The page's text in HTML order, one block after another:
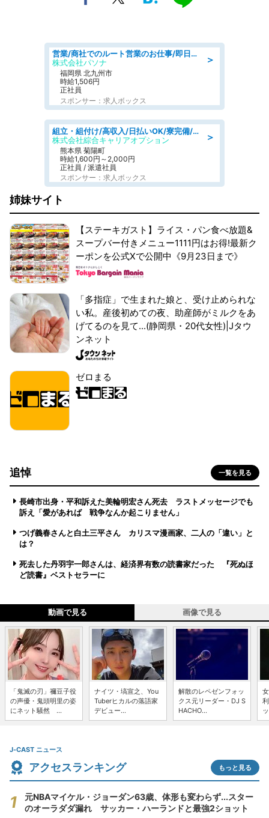
＞
営業/商社でのルート営業のお仕事/即日勤務可/車通勤可/営業
株式会社パソナ
福岡県 北九州市
時給1,506円
正社員
スポンサー：求人ボックス
＞
組立・組付け/高収入/日払いOK/寮完備/交替制/20・30・40代活躍中
株式会社綜合キャリアオプション
熊本県 菊陽町
時給1,600円～2,000円
正社員 / 派遣社員
スポンサー：求人ボックス
姉妹サイト
【ステーキガスト】ライス・パン食べ放題&
スープバー付きメニュー1111円はお得!最新ク
ーポンを公式Xで公開中《9月23日まで》
「多指症」で生まれた娘と、受け止められな
い私。産後初めての夜、助産師がミルクをあ
げてるのを見て...(静岡県・20代女性)|Jタウ
ンネット
ゼロまる
追悼 一覧を見る
長崎市出身・平和訴えた美輪明宏さん死去 ラストメッセージでも
訴え「愛があれば 戦争なんか起こりません」
つげ義春さんと白土三平さん カリスマ漫画家、二人の「違い」と
は？
死去した丹羽宇一郎さんは、経済界有数の読書家だった 『死ぬほ
ど読書』ベストセラーに
動画で見る 画像で見る
「鬼滅の刃」禰豆子役
の声優・鬼頭明里の姿
にネット騒然 ...
ナイツ・塙宣之、You
Tuberヒカルの落語家
デビュー...
解散のレペゼンフォッ
クス元リーダー・DJ S
HACHO...
J-CAST ニュース
アクセスランキング もっと見る
元NBAマイケル・ジョーダン63歳、体形も変わらず...スター
のオーラダダ漏れ サッカー・ハーランドと最強2ショット